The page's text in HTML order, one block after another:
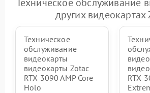
других видеокартах
Техническое
обслуживание
видеокарты
видеокарты Zotac
RTX 3090 AMP Core
Holo
RTX